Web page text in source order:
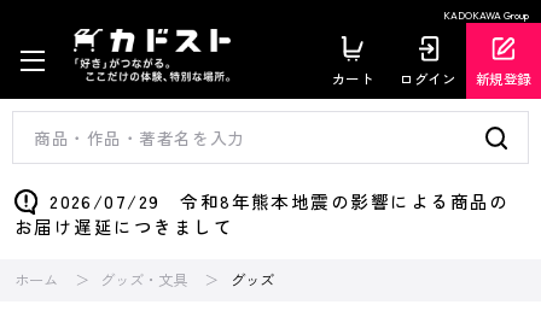
KADOKAWA Group
カート ログイン 新規登録
2026/07/29 令和8年熊本地震の影響による商品の
お届け遅延につきまして
ホーム グッズ・文具 グッズ